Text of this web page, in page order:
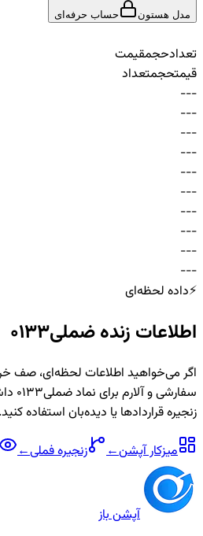
مدل هستون حساب حرفه‌ای
تعدادحجمقیمت
قیمتحجمتعداد
-
-
-
-
-
-
-
-
-
-
-
-
-
-
-
-
-
-
-
-
-
-
-
-
-
-
-
-
-
-
⚡داده لحظه‌ای
اطلاعات زندهضملی0133
سفارشی و آلارم برای نمادضملی0133
زنجیره قراردادها یا دیده‌بان استفاده کنید.
میزکار آپشن← زنجیرهفملی←
آپشن باز